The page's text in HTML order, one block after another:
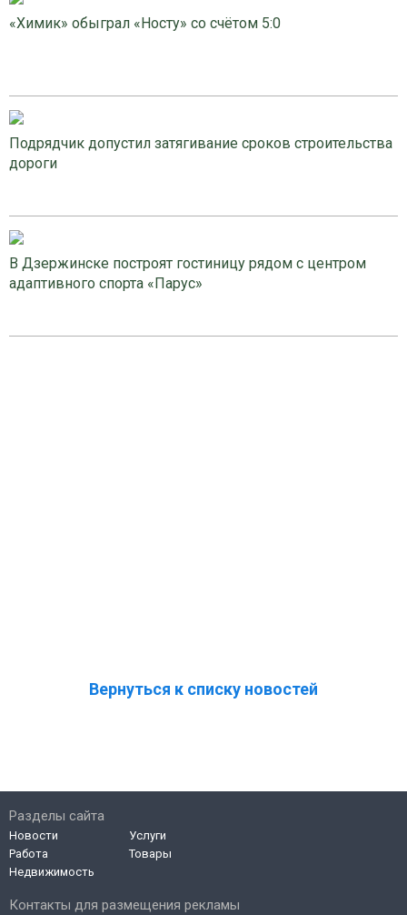
«Химик» обыграл «Носту» со счётом 5:0
Подрядчик допустил затягивание сроков строительства
дороги
В Дзержинске построят гостиницу рядом с центром
адаптивного спорта «Парус»
Вернуться к списку новостей
Контакты для размещения рекламы
Разделы сайта
Новости
Работа
Недвижимость
Услуги
Товары